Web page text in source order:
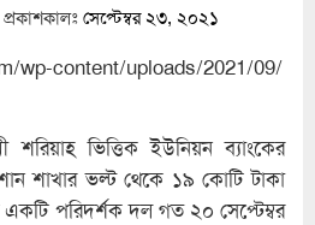
প্রকাশকালঃ সেপ্টেম্বর ২৩, ২০২১
শরিয়াহ ভিত্তিক ইউনিয়ন ব্যাংকের
শাখার ভল্ট থেকে ১৯ কোটি টাকা
একটি পরিদর্শক দল গত ২০ সেপ্টেম্বর